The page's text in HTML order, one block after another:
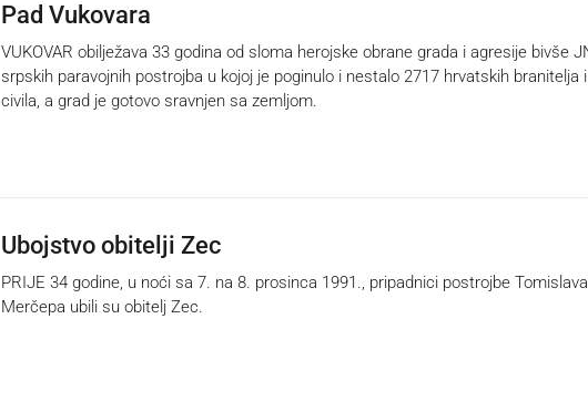
Pad Vukovara
VUKOVAR obilježava 33 godina od sloma herojske obrane grada i agresije bivše
srpskih paravojnih postrojba u kojoj je poginulo i nestalo 2717 hrvatskih branitelja i
civila, a grad je gotovo sravnjen sa zemljom.
Ubojstvo obitelji Zec
PRIJE 34 godine, u noći sa 7. na 8. prosinca 1991., pripadnici postrojbe Tomislava
Merčepa ubili su obitelj Zec.